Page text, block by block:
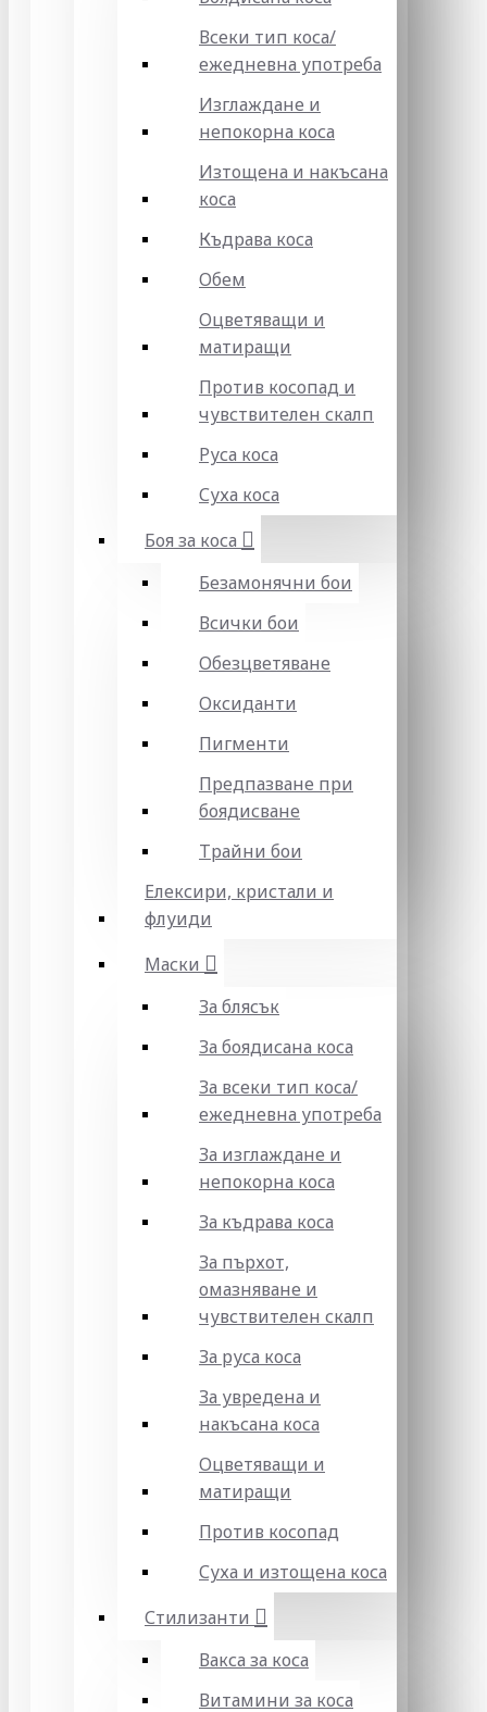
Всеки тип коса/
ежедневна употреба
Изглаждане и
непокорна коса
Изтощена и накъсана
коса
Къдрава коса
Обем
Оцветяващи и
матиращи
Против косопад и
чувствителен скалп
Руса коса
Суха коса
Боя за коса
Безамонячни бои
Всички бои
Обезцветяване
Оксиданти
Пигменти
Предпазване при
боядисване
Трайни бои
Елексири, кристали и
флуиди
Маски
За блясък
За боядисана коса
За всеки тип коса/
ежедневна употреба
За изглаждане и
непокорна коса
За къдрава коса
За пърхот,
омазняване и
чувствителен скалп
За руса коса
За увредена и
накъсана коса
Оцветяващи и
матиращи
Против косопад
Суха и изтощена коса
Стилизанти
Вакса за коса
Витамини за коса